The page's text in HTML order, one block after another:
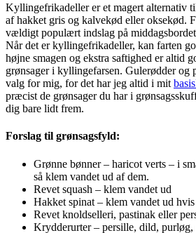
Kyllingefrikadeller er et magert alternativ
af hakket gris og kalvekød eller oksekød.
vældigt populært indslag på
Når det er kyllingefrikadeller, kan farten
højne smagen og ekstra saftighed er altid
grønsager i kyllingefarsen. Gulerødder og
valg for mig, for det har jeg altid i mit
præcist de grønsager du har i
dig bare lidt frem.
Forslag til grønsagsfyld:
Grønne bønner – haricot verts – i
så klem vandet ud af dem.
Revet squash – klem vandet ud
Hakket spinat – klem vandet ud
Revet knoldselleri, pastinak eller
Krydderurter – persille, dild, purløg,